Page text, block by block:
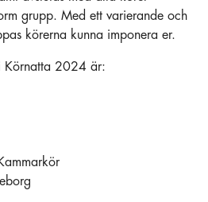
grupp. Med ett varierande och
körerna kunna imponera er.
Körnatta 2024 är: